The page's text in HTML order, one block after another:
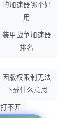
的加速器哪个好
用
装甲战争加速器
排名
因版权限制无法
下载什么意思
不开